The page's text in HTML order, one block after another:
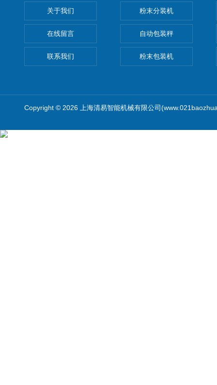
关于我们
在线留言
联系我们
粉末分装机
自动包装秤
粉末包装机
Copyright © 2026 上海清易智能机械有限公司